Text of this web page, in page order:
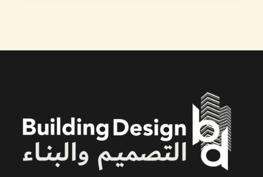
جدة
تختار
الشركة
المناسبة
لتنفيذ
مشروعك